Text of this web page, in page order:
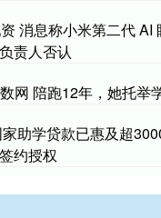
消息称小米第二代 AI
责人否认
网 陪跑12年，她托举
助学贷款已惠及超
约授权